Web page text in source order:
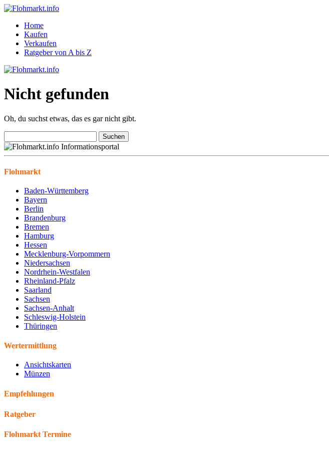
Home
Kaufen
Verkaufen
Ratgeber von A bis Z
Nicht gefunden
Oh, du suchst etwas, das es gar nicht gibt.
nach:
Flohmarkt
Baden-Württemberg
Bayern
Berlin
Brandenburg
Bremen
Hamburg
Hessen
Mecklenburg-Vorpommern
Niedersachsen
Nordrhein-Westfalen
Rheinland-Pfalz
Saarland
Sachsen
Sachsen-Anhalt
Schleswig-Holstein
Thüringen
Wertermittlung
Ansichtskarten
Münzen
Empfehlungen
Ratgeber
Flohmarkt Termine